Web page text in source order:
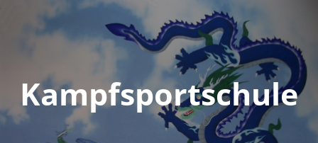
Kampfsportschule